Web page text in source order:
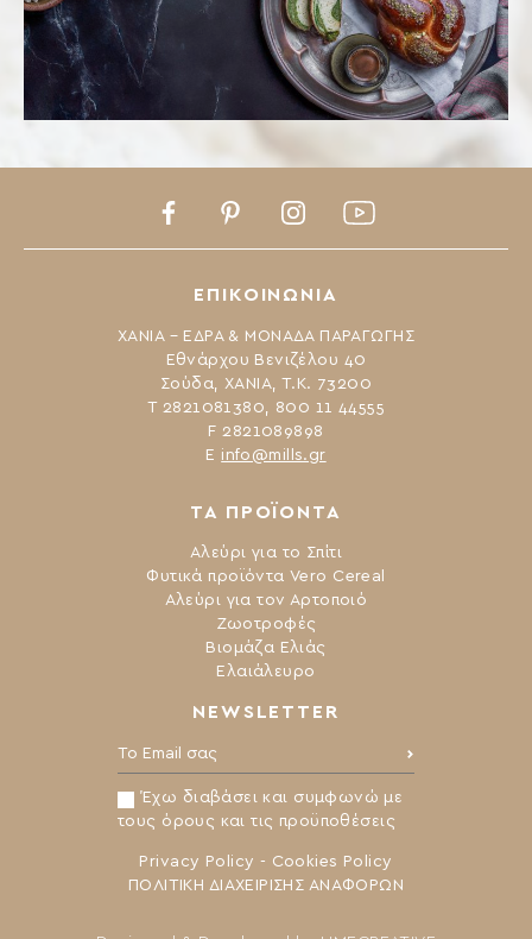
NEWSLETTER
Το Email σας:
Έχω διαβάσει και συμφωνώ με
τους όρους και τις προϋποθέσεις
Privacy Policy - Cookies Policy
ΠΟΛΙΤΙΚΗ ΔΙΑΧΕΙΡΙΣΗΣ ΑΝΑΦΟΡΩΝ
ΤΑ ΠΡΟΪΟΝΤΑ
Αλεύρι για το Σπίτι
Φυτικά προϊόντα Vero Cereal
Αλεύρι για τον Αρτοποιό
Ζωοτροφές
Βιομάζα Ελιάς
Ελαιάλευρο
ΕΠΙΚΟΙΝΩΝΙΑ
ΧΑΝΙΑ – ΕΔΡΑ & ΜΟΝΑΔΑ ΠΑΡΑΓΩΓΗΣ
Εθνάρχου Βενιζέλου 40
Σούδα, ΧΑΝΙΑ, Τ.Κ. 73200
Τ 2821081380, 800 11 44555
F 2821089898
Ε info@mills.gr
FacebookPinterestInstagramYoutube